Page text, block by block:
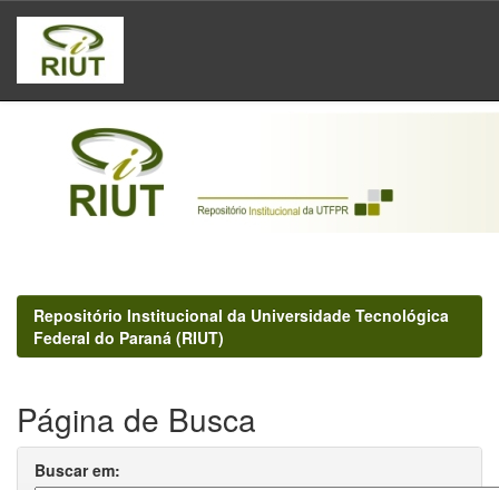
Skip
navigation
Repositório Institucional da Universidade Tecnológica
Federal do Paraná (RIUT)
Página de Busca
Buscar em: